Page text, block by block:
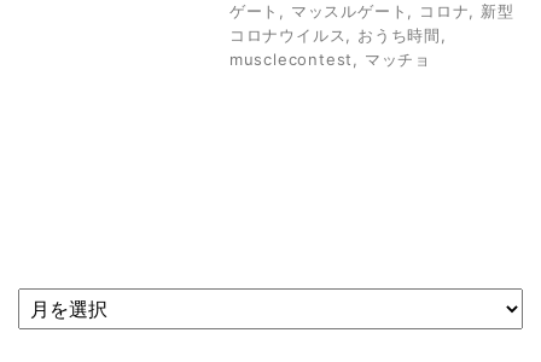
ゲート
マッスルゲート コロナ
新型
コロナウイルス
おうち時間
musclecontest
マッチョ